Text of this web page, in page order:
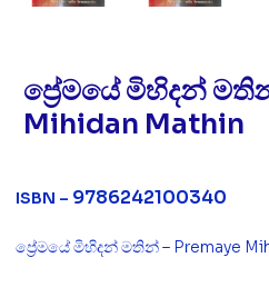
ප්‍රේමයේ මිහිදන්
Mihidan Mathin
ISBN – 9786242100340
ප්‍රේමයේ මිහිදන් මතින් – Premaye